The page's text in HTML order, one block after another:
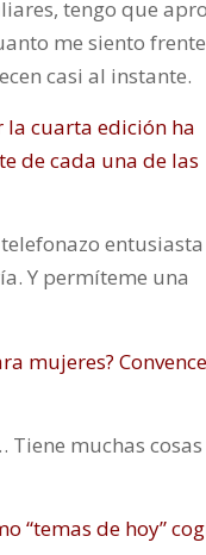
tengo que
me siento
casi al instante.
la cuarta edición ha
de cada una de las
Y permíteme una
mujeres?
muchas
“temas de hoy”